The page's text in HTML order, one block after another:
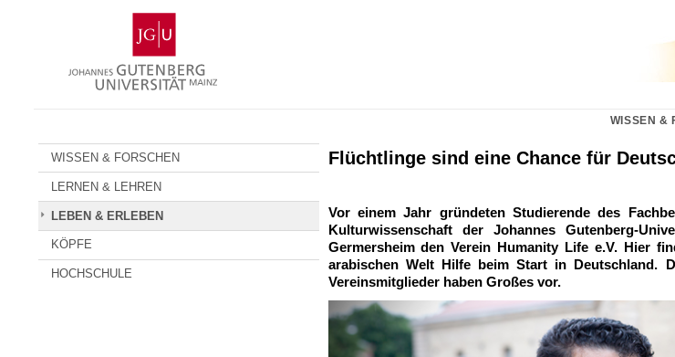
Gutenberg-
Universität
Mainz
WISSEN &
WISSEN & FORSCHEN
LERNEN & LEHREN
LEBEN & ERLEBEN
KÖPFE
HOCHSCHULE
Flüchtlinge sind eine Chance für
Vor einem Jahr gründeten Studierende des
Kulturwissenschaft der Johannes Gutenberg-
Germersheim den Verein Humanity Life e.V. Hier
arabischen Welt Hilfe beim Start in Deutschland.
Vereinsmitglieder haben Großes vor.